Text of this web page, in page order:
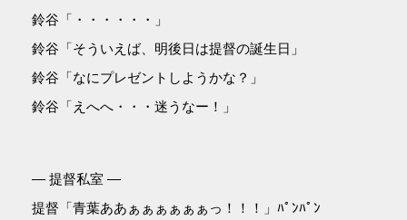
鈴谷「・・・・・・」
鈴谷「そういえば、明後日は提督の誕生日」
鈴谷「なにプレゼントしようかな？」
鈴谷「えへへ・・・迷うなー！」
― 提督私室 ―
提督「青葉ああぁぁぁぁぁぁっ！！！」ﾊﾟﾝﾊﾟﾝ